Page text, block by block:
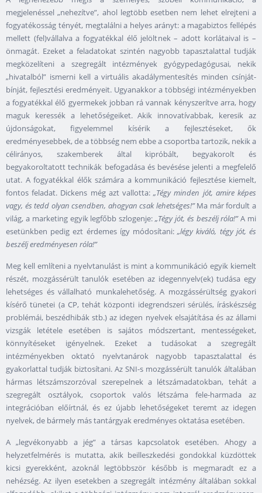
megjelenéssel „nehezítve”, ahol legtöbb esetben nem lehet elrejteni a
fogyatékosság tényét, megtalálni a helyes arányt: a magabiztos fellépés
mellett (fel)vállalva a fogyatékkal élő jelöltnek – adott korlátaival is –
önmagát. Ezeket a feladatokat szintén nagyobb tapasztalattal tudják
megközelíteni a szegregált intézmények gyógypedagógusai, nekik
„hivatalból” ismerni kell a virtuális akadálymentesítés minden csínját-
bínját, fejlesztési eredményeit. Ugyanakkor a többségi intézményekben
a fogyatékkal élő gyermekek jobban rá vannak kényszerítve arra, hogy
maguk keressék a lehetőségeiket. Akik innovatívabbak, keresik az
újdonságokat, figyelemmel kísérik a fejlesztéseket, ők
eredményesebbek, de a többség nem ebbe a csoportba tartozik, nekik a
célirányos, szakemberek által kipróbált, begyakorolt és
begyakoroltatott technikák befogadása és bevésése jelenti a megfelelő
utat. A fogyatékkal élők számára a kommunikáció fejlesztése kiemelt,
fontos feladat. Dickens még azt vallotta:„Tégy minden jót, amire képes
vagy, és tedd olyan csendben, ahogyan csak lehetséges!”Ma már fordult a
világ, a marketing egyik legfőbb szlogenje: „Tégy jót, és beszélj róla!”A mi
esetünkben pedig ezt érdemes így módosítani:„légy kiváló, tégy jót, és
beszélj eredményesen róla!”
Meg kell említeni a nyelvtanulást is mint a kommunikáció egyik kiemelt
részét, mozgássérült tanulók esetében az idegennyelv(ek) tudása egy
lehetséges és vállalható munkalehetőség. A mozgássérültség gyakori
kísérő tünetei (a CP, tehát központi idegrendszeri sérülés, íráskészség
problémái, beszédhibák stb.) az idegen nyelvek elsajátítása és az állami
vizsgák letétele esetében is sajátos módszertant, mentességeket,
könnyítéseket igényelnek. Ezeket a tudásokat a szegregált
intézményekben oktató nyelvtanárok nagyobb tapasztalattal és
gyakorlattal tudják biztosítani. Az SNI-s mozgássérült tanulók általában
hármas létszámszorzóval szerepelnek a létszámadatokban, tehát a
szegregált osztályok, csoportok valós létszáma fele-harmada az
integrációban előírtnál, és ez újabb lehetőségeket teremt az idegen
nyelvek, de bármely más tantárgyak eredményes oktatása esetében.
A „legvékonyabb a jég” a társas kapcsolatok esetében. Ahogy a
helyzetfelmérés is mutatta, akik beilleszkedési gondokkal küzdöttek
kicsi gyerekként, azoknál legtöbbször később is megmaradt ez a
nehézség. Az ilyen esetekben a szegregált intézmény általában sokkal